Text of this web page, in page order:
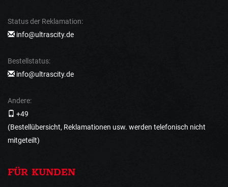
Status der Reklamation:
info@ultrascity.de
Bestellstatus:
info@ultrascity.de
Andere:
+49
(Bestellübersicht, Reklamationen usw. werden telefonisch nicht
mitgeteilt)
FÜR KUNDEN